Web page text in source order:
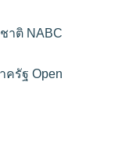
าติ NABC
ครัฐ Open